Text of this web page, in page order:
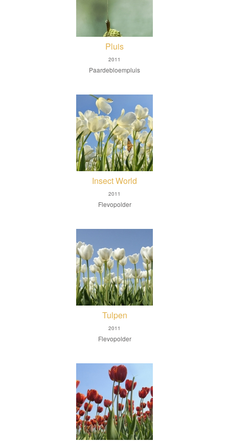
Pluis
2011
Paardebloempluis
Insect World
2011
Flevopolder
Tulpen
2011
Flevopolder